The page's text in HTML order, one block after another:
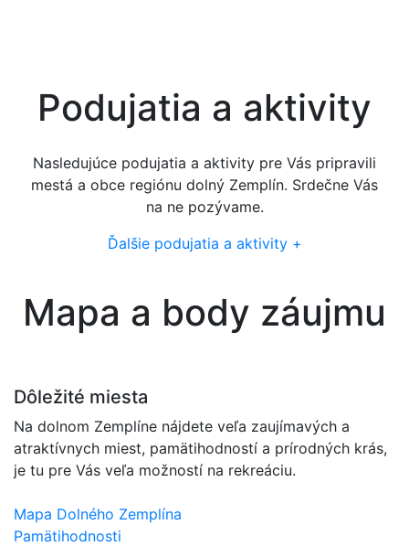
Podujatia a aktivity
Nasledujúce podujatia a aktivity pre Vás pripravili
mestá a obce regiónu dolný Zemplín. Srdečne Vás
na ne pozývame.
Ďalšie podujatia a aktivity +
Mapa a body záujmu
Dôležité miesta
Na dolnom Zemplíne nájdete veľa zaujímavých a
atraktívnych miest, pamätihodností a prírodných krás,
je tu pre Vás veľa možností na rekreáciu.
Mapa Dolného Zemplína
Pamätihodnosti